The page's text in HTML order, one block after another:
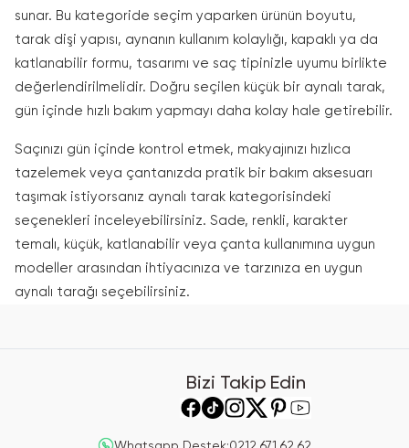
sunar. Bu kategoride seçim yaparken ürünün boyutu,
tarak dişi yapısı, aynanın kullanım kolaylığı, kapaklı ya da
katlanabilir formu, tasarımı ve saç tipinizle uyumu birlikte
değerlendirilmelidir. Doğru seçilen küçük bir aynalı tarak,
gün içinde hızlı bakım yapmayı daha kolay hale getirebilir.
Saçınızı gün içinde kontrol etmek, makyajınızı hızlıca
tazelemek veya çantanızda pratik bir bakım aksesuarı
taşımak istiyorsanız aynalı tarak kategorisindeki
seçenekleri inceleyebilirsiniz. Sade, renkli, karakter
temalı, küçük, katlanabilir veya çanta kullanımına uygun
modeller arasından ihtiyacınıza ve tarzınıza en uygun
aynalı tarağı seçebilirsiniz.
Bizi Takip Edin